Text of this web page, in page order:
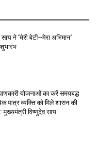
ने ‘मेरी बेटी–मेरा अभिमान’
योजनाओं का करें समयबद्ध
पात्र व्यक्ति को मिले शासन की
विष्णुदेव साय